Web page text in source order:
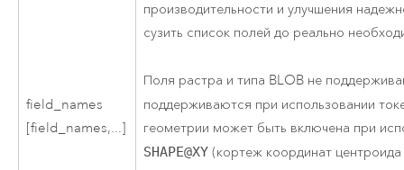
field_names
[field_names,...]
производительности и улучшения
сузить список полей до реально
Поля растра и типа BLOB не
поддерживаются при использовании
геометрии может быть включена при
SHAPE@XY (кортеж координат